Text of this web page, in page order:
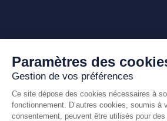
Paramètres des
Gestion de vos préférences
Ce site dépose des cookies nécessaires à
fonctionnement. D’autres cookies, soumis à
consentement, peuvent être utilisés pour des